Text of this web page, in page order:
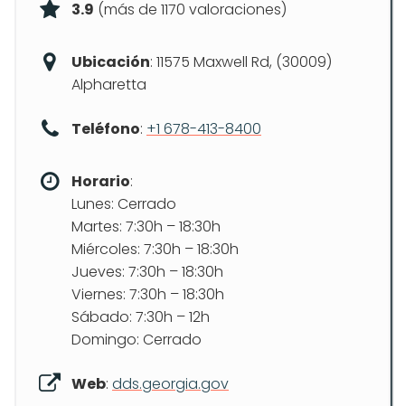
3.9 (más de 1170 valoraciones)
Ubicación: 11575 Maxwell Rd, (30009)
Alpharetta
Teléfono: +1 678-413-8400
Horario:
Lunes: Cerrado
Martes: 7:30h – 18:30h
Miércoles: 7:30h – 18:30h
Jueves: 7:30h – 18:30h
Viernes: 7:30h – 18:30h
Sábado: 7:30h – 12h
Domingo: Cerrado
Web: dds.georgia.gov